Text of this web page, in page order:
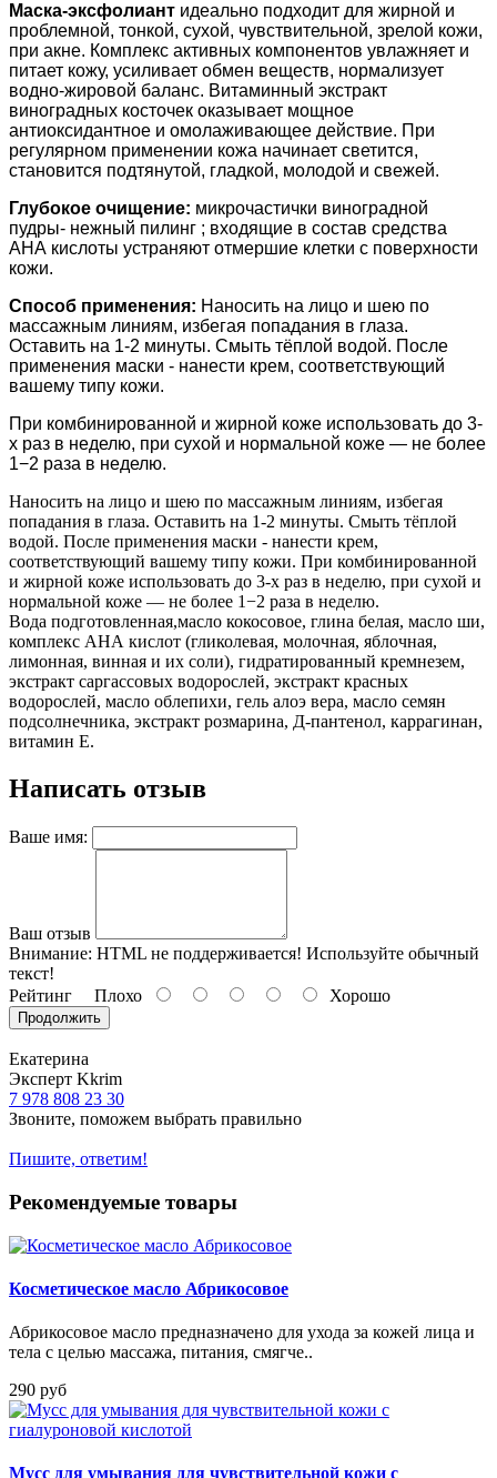
Маска-эксфолиант идеально подходит для жирной и
проблемной, тонкой, сухой, чувствительной, зрелой кожи,
при акне. Комплекс активных компонентов увлажняет и
питает кожу, усиливает обмен веществ, нормализует
водно-жировой баланс. Витаминный экстракт
виноградных косточек оказывает мощное
антиоксидантное и омолаживающее действие. При
регулярном применении кожа начинает светится,
становится подтянутой, гладкой, молодой и свежей.
Глубокое очищение: микрочастички виноградной
пудры- нежный пилинг ; входящие в состав средства
АНА кислоты устраняют отмершие клетки с поверхности
кожи.
Способ применения: Наносить на лицо и шею по
массажным линиям, избегая попадания в глаза.
Оставить на 1-2 минуты. Смыть тёплой водой. После
применения маски - нанести крем, соответствующий
вашему типу кожи.
При комбинированной и жирной коже использовать до 3-
х раз в неделю, при сухой и нормальной коже — не более
1−2 раза в неделю.
Наносить на лицо и шею по массажным линиям, избегая
попадания в глаза. Оставить на 1-2 минуты. Смыть тёплой
водой. После применения маски - нанести крем,
соответствующий вашему типу кожи. При комбинированной
и жирной коже использовать до 3-х раз в неделю, при сухой и
нормальной коже — не более 1−2 раза в неделю.
Вода подготовленная,масло кокосовое, глина белая, масло ши,
комплекс АНА кислот (гликолевая, молочная, яблочная,
лимонная, винная и их соли), гидратированный кремнезем,
экстракт саргассовых водорослей, экстракт красных
водорослей, масло облепихи, гель алоэ вера, масло семян
подсолнечника, экстракт розмарина, Д-пантенол, каррагинан,
витамин Е.
Написать отзыв
Ваше имя:
Ваш отзыв
Внимание: HTML не поддерживается! Используйте обычный
текст!
Рейтинг Плохо Хорошо
Продолжить
Екатерина
Эксперт Kkrim
7 978 808 23 30
Звоните, поможем выбрать правильно
Пишите, ответим!
Рекомендуемые товары
Косметическое масло Абрикосовое
Абрикосовое масло предназначено для ухода за кожей лица и
тела с целью массажа, питания, смягче..
290 руб
Мусс для умывания для чувствительной кожи с